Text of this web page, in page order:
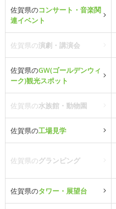
佐賀県のコンサート・音楽関
連イベント
佐賀県の演劇・講演会
佐賀県のGW(ゴールデンウィ
ーク)観光スポット
佐賀県の水族館・動物園
佐賀県の工場見学
佐賀県のグランピング
佐賀県のタワー・展望台